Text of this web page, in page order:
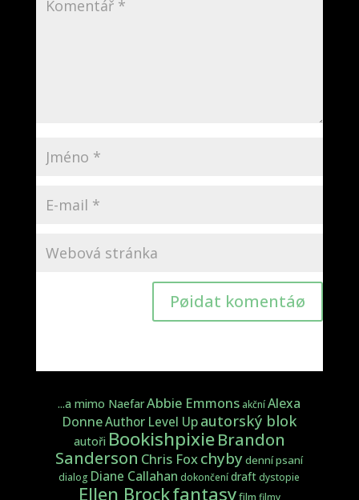
Pøidat komentáø
...a mimo NaefarAbbie Emmons akční Alexa
DonneAuthor Level Upautorský blok
autoři BookishpixieBrandon
Sanderson Chris Foxchybydenní psaní
dialog Diane Callahan dokončení draft dystopie
Ellen Brockfantasyfilm filmy